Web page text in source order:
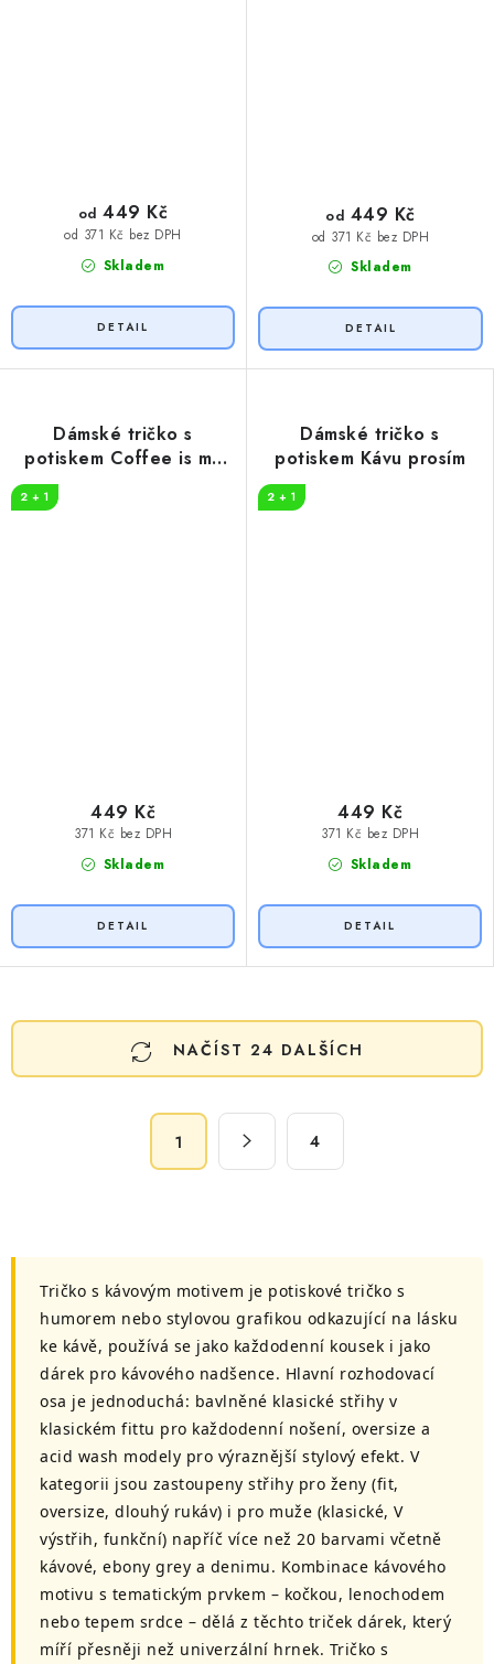
Skladem
od 371 Kč bez DPH
od 449 Kč
Skladem
od 371 Kč bez DPH
od 449 Kč
Dámské tričko s
potiskem Coffee is my
2 + 1
Skladem
371 Kč bez DPH
449 Kč
Dámské tričko s
potiskem Kávu prosím
2 + 1
Skladem
371 Kč bez DPH
449 Kč
O
v
p
NAČÍST 24 DALŠÍCH
k
1 4
Tričko s kávovým motivem je potiskové tričko s
humorem nebo stylovou grafikou odkazující na lásku
ke kávě, používá se jako každodenní kousek i jako
dárek pro kávového nadšence. Hlavní rozhodovací
osa je jednoduchá: bavlněné klasické střihy v
klasickém fittu pro každodenní nošení, oversize a
acid wash modely pro výraznější stylový efekt. V
kategorii jsou zastoupeny střihy pro ženy (fit,
oversize, dlouhý rukáv) i pro muže (klasické, V
výstřih, funkční) napříč více než 20 barvami včetně
kávové, ebony grey a denimu. Kombinace kávového
motivu s tematickým prvkem – kočkou, lenochodem
nebo tepem srdce – dělá z těchto triček dárek, který
míří přesněji než univerzální hrnek. Tričko s